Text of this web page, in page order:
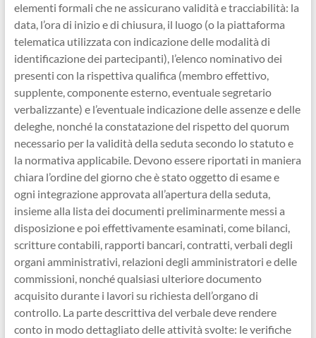
elementi formali che ne assicurano validità e tracciabilità: la
data, l’ora di inizio e di chiusura, il luogo (o la piattaforma
telematica utilizzata con indicazione delle modalità di
identificazione dei partecipanti), l’elenco nominativo dei
presenti con la rispettiva qualifica (membro effettivo,
supplente, componente esterno, eventuale segretario
verbalizzante) e l’eventuale indicazione delle assenze e delle
deleghe, nonché la constatazione del rispetto del quorum
necessario per la validità della seduta secondo lo statuto e
la normativa applicabile. Devono essere riportati in maniera
chiara l’ordine del giorno che è stato oggetto di esame e
ogni integrazione approvata all’apertura della seduta,
insieme alla lista dei documenti preliminarmente messi a
disposizione e poi effettivamente esaminati, come bilanci,
scritture contabili, rapporti bancari, contratti, verbali degli
organi amministrativi, relazioni degli amministratori e delle
commissioni, nonché qualsiasi ulteriore documento
acquisito durante i lavori su richiesta dell’organo di
controllo. La parte descrittiva del verbale deve rendere
conto in modo dettagliato delle attività svolte: le verifiche